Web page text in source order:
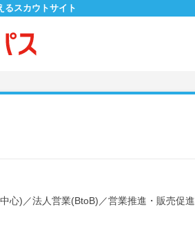
るスカウトサイト
心) ／法人営業(BtoB) ／営業推進・販売促進